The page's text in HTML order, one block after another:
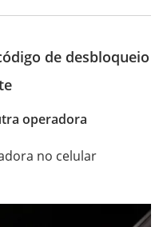
de desbloqueio
operadora
no celular